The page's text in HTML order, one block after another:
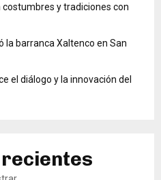
y tradiciones con
la barranca Xaltenco en San
el diálogo y la innovación del